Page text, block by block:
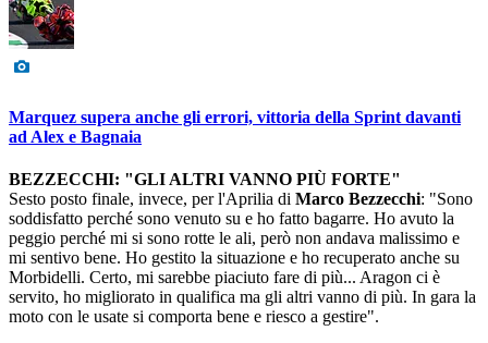
Marquez supera anche gli errori, vittoria della Sprint davanti
ad Alex e Bagnaia
BEZZECCHI: "GLI ALTRI VANNO PIÙ FORTE"
Sesto posto finale, invece, per l'Aprilia di Marco Bezzecchi: "Sono
soddisfatto perché sono venuto su e ho fatto bagarre. Ho avuto la
peggio perché mi si sono rotte le ali, però non andava malissimo e
mi sentivo bene. Ho gestito la situazione e ho recuperato anche su
Morbidelli. Certo, mi sarebbe piaciuto fare di più... Aragon ci è
servito, ho migliorato in qualifica ma gli altri vanno di più. In gara la
moto con le usate si comporta bene e riesco a gestire".